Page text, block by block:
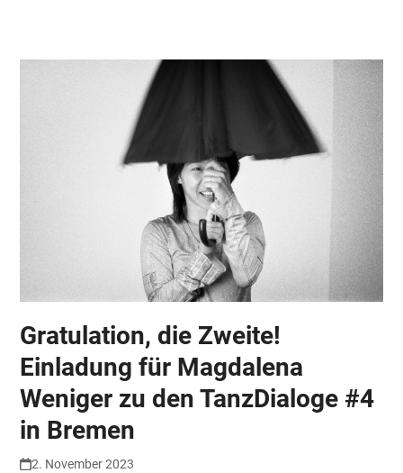
Gratulation, die Zweite!
Einladung für Magdalena
Weniger zu den TanzDialoge #4
in Bremen
2. November 2023